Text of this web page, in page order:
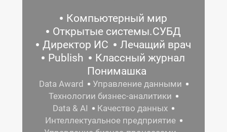
Компьютерный мир
Открытые системы.СУБД
Директор ИС
Лечащий врач
Publish
Классный журнал
Понимашка
Data Award
Управление данными
Технологии бизнес-аналитики
Data & AI
Качество данных
Интеллектуальное предприятие